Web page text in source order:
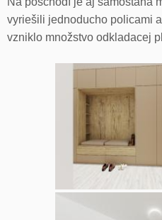
vyriešili jednoducho policami
vzniklo množstvo odkladacej